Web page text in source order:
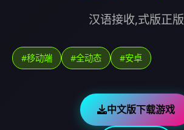
汉语接收,式版正版
#移动端 #全动态 #安卓
中文版下载游戏